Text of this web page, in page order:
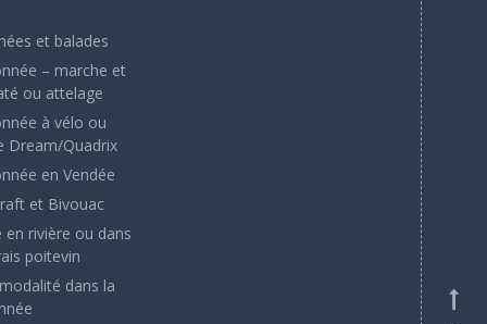
et balades
– marche et
ou attelage
à vélo ou
Dream/Quadrix
en Vendée
et Bivouac
en rivière ou dans
poitevin
dans la